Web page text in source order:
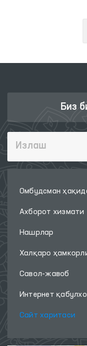
Биз
Омбудсман
Ахборот хизмати
Нашрлар
Халқаро
Савол-жавоб
Интернет
Сайт харитаси